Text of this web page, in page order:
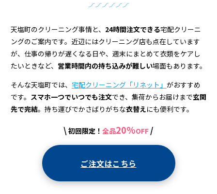
グ
店
＆
宅
配
ク
天塩町のクリーニング事情と、 24時間注文できる宅配クリーニ
ングのご案内です。近辺にはクリーニング店も点在しています
が、仕事の帰りが遅くなる日や、週末にまとめて衣類をケアし
たいときなど、 営業時間内の持ち込みが難しい場面もあります。
そんな天塩町では、 宅配クリーニング「リネット」 がおすすめ
です。 スマホ一つでいつでも注文でき、集荷からお届けまで玄関
先で完結。持ち運びでかさばりがちな衣替えにも便利です。
\ 初回限定！ 全品20%OFF /
ご注文はこちら